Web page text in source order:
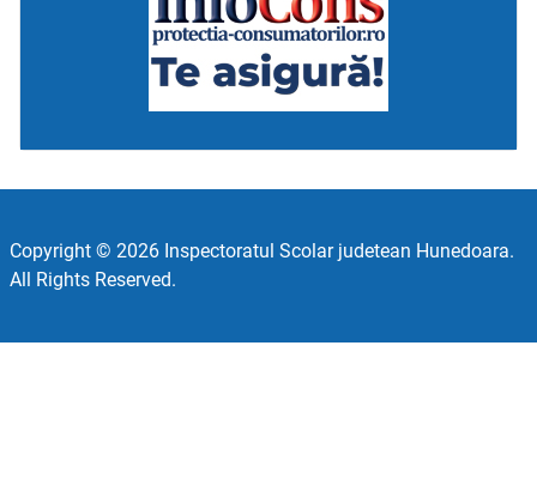
Copyright © 2026 Inspectoratul Scolar judetean Hunedoara.
All Rights Reserved.